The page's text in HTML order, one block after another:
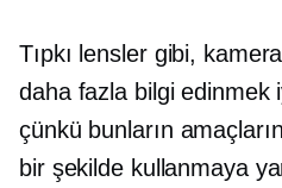
Tıpkı lensler gibi,
daha fazla bilgi edinmek
çünkü bunların
bir şekilde kullanmaya